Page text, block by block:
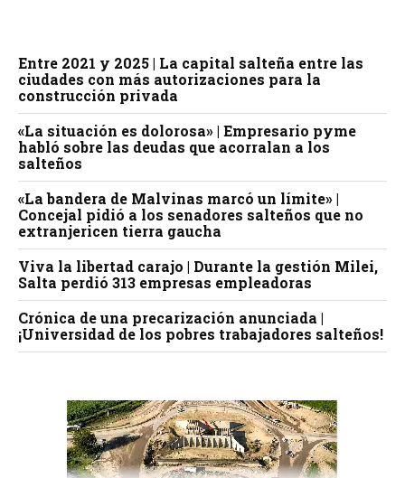
Entre 2021 y 2025 | La capital salteña entre las
ciudades con más autorizaciones para la
construcción privada
«La situación es dolorosa» | Empresario pyme
habló sobre las deudas que acorralan a los
salteños
«La bandera de Malvinas marcó un límite» |
Concejal pidió a los senadores salteños que no
extranjericen tierra gaucha
Viva la libertad carajo | Durante la gestión Milei,
Salta perdió 313 empresas empleadoras
Crónica de una precarización anunciada |
¡Universidad de los pobres trabajadores salteños!